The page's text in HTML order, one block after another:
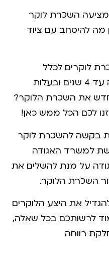
השכרת לוקר
מה להיסחב עם ציוד
לוקרים לכלל
המחלקות, לתקופת של שנה עד 4 שנים ובעלות
את השכרת הלוקר?
לכם הכל ממש כאן!
בקשה להשכרת לוקר
למשרד האגודה
על מנת להשלים את
השכרת הלוקר.
את היצע הלוקרים
לרשותכם בכל שאלה,
רווחה